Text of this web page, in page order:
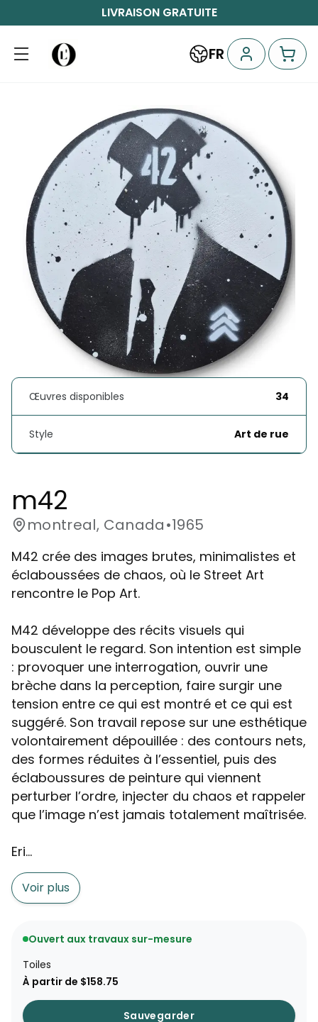
LIVRAISON GRATUITE
FR
Œuvres disponibles 34
Style Art de rue
m42
montreal, Canada•1965
M42 crée des images brutes, minimalistes et
éclaboussées de chaos, où le Street Art
rencontre le Pop Art.
M42 développe des récits visuels qui
bousculent le regard. Son intention est simple
: provoquer une interrogation, ouvrir une
brèche dans la perception, faire surgir une
tension entre ce qui est montré et ce qui est
suggéré. Son travail repose sur une esthétique
volontairement dépouillée : des contours nets,
des formes réduites à l’essentiel, puis des
éclaboussures de peinture qui viennent
perturber l’ordre, injecter du chaos et rappeler
que l’image n’est jamais totalement maîtrisée.
Eri...
Voir plus
Ouvert aux travaux sur-mesure
Toiles
À partir de $158.75
Sauvegarder